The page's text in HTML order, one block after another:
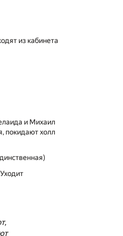
из кабинета
и Михаил
покидают холл